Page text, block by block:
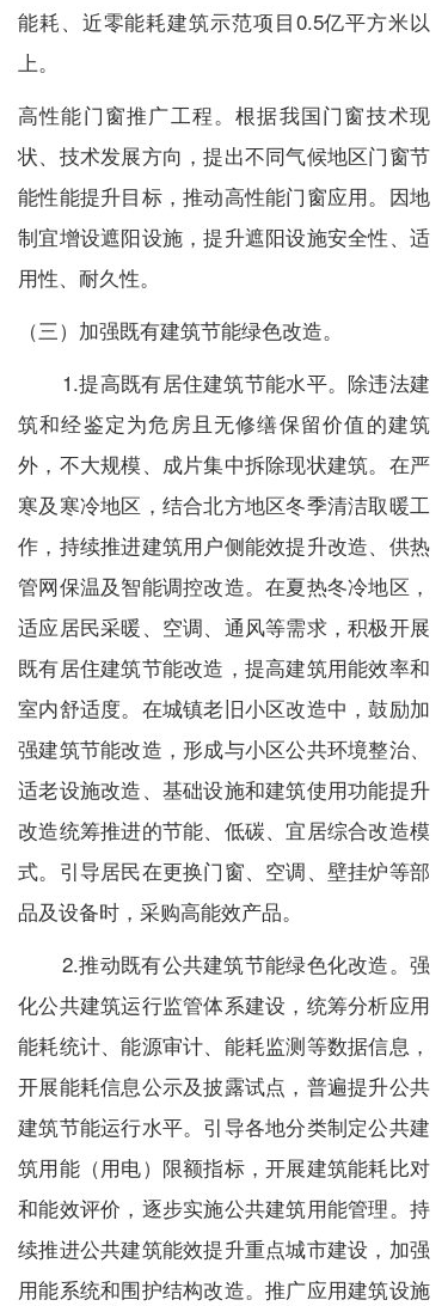
能耗、近零能耗建筑示范项目0.5亿平方米以
上。
高性能门窗推广工程。根据我国门窗技术现
状、技术发展方向，提出不同气候地区门窗节
能性能提升目标，推动高性能门窗应用。因地
制宜增设遮阳设施，提升遮阳设施安全性、适
用性、耐久性。
（三）加强既有建筑节能绿色改造。
1.提高既有居住建筑节能水平。除违法建
筑和经鉴定为危房且无修缮保留价值的建筑
外，不大规模、成片集中拆除现状建筑。在严
寒及寒冷地区，结合北方地区冬季清洁取暖工
作，持续推进建筑用户侧能效提升改造、供热
管网保温及智能调控改造。在夏热冬冷地区，
适应居民采暖、空调、通风等需求，积极开展
既有居住建筑节能改造，提高建筑用能效率和
室内舒适度。在城镇老旧小区改造中，鼓励加
强建筑节能改造，形成与小区公共环境整治、
适老设施改造、基础设施和建筑使用功能提升
改造统筹推进的节能、低碳、宜居综合改造模
式。引导居民在更换门窗、空调、壁挂炉等部
品及设备时，采购高能效产品。
2.推动既有公共建筑节能绿色化改造。强
化公共建筑运行监管体系建设，统筹分析应用
能耗统计、能源审计、能耗监测等数据信息，
开展能耗信息公示及披露试点，普遍提升公共
建筑节能运行水平。引导各地分类制定公共建
筑用能（用电）限额指标，开展建筑能耗比对
和能效评价，逐步实施公共建筑用能管理。持
续推进公共建筑能效提升重点城市建设，加强
用能系统和围护结构改造。推广应用建筑设施